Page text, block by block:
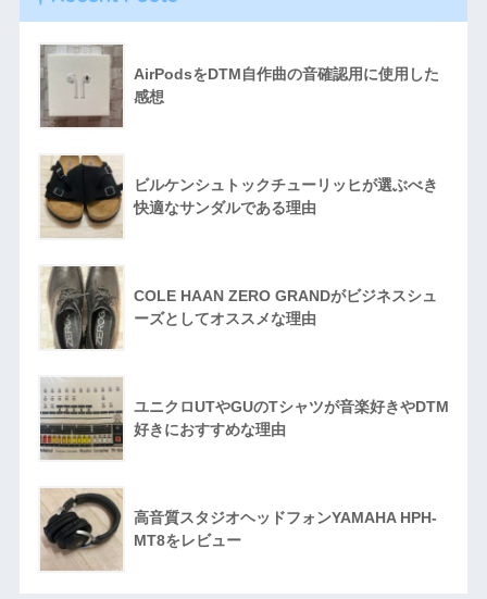
AirPodsをDTM自作曲の音確認用に使用した
感想
ビルケンシュトックチューリッヒが選ぶべき
快適なサンダルである理由
COLE HAAN ZERO GRANDがビジネスシュ
ーズとしてオススメな理由
ユニクロUTやGUのTシャツが音楽好きやDTM
好きにおすすめな理由
高音質スタジオヘッドフォンYAMAHA HPH-
MT8をレビュー